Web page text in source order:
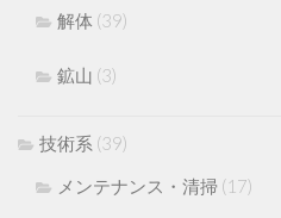
解体 (39)
鉱山 (3)
技術系 (39)
メンテナンス・清掃 (17)